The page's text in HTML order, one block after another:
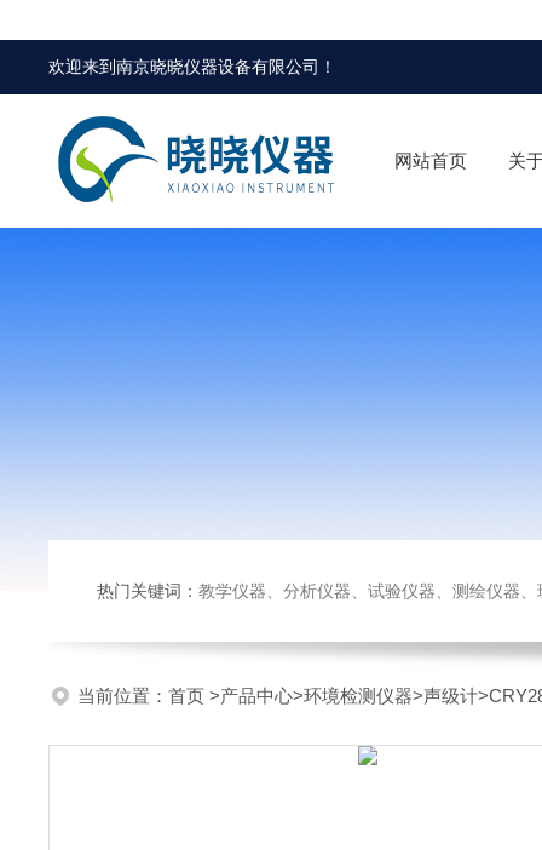
欢迎来到南京晓晓仪器设备有限公司 ！
网站首页 关
热门关键词： 教学仪器、分析仪器、试验仪器、测绘仪器、玻璃仪
当前位置： 首页 >产品中心>环境检测仪器>声级计